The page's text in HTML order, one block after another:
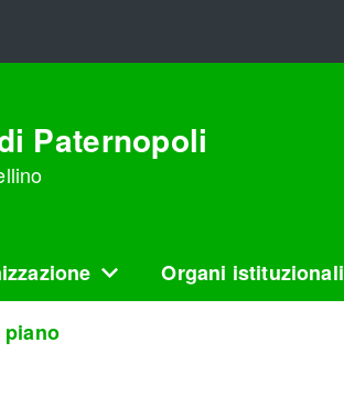
Paternopoli
Organi istituzionali